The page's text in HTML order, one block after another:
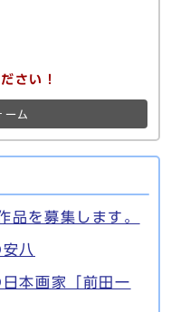
さい！
ーム
品を募集します。
八
本画家「前田一